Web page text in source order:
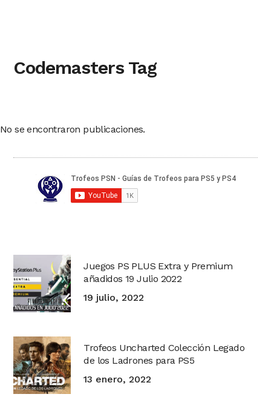
Codemasters Tag
No se encontraron publicaciones.
Juegos PS PLUS Extra y Premium
añadidos 19 Julio 2022
19 julio, 2022
Trofeos Uncharted Colección Legado
de los Ladrones para PS5
13 enero, 2022